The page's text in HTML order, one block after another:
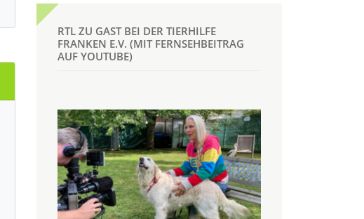
RTL ZU GAST BEI DER TIERHILFE
FRANKEN E.V. (MIT FERNSEHBEITRAG
AUF YOUTUBE)